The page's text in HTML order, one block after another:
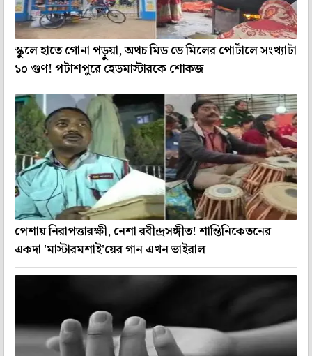
স্কুলে হাতে গোনা পড়ুয়া, অথচ মিড ডে মিলের পোর্টালে সংখ্যাটা
১০ গুণ! পটাশপুরে হেডমাস্টারকে শোকজ
পেশায় নিরাপত্তারক্ষী, নেশা রবীন্দ্রসঙ্গীত! শান্তিনিকেতনের
একদা 'মাস্টারমশাই'য়ের গান এখন ভাইরাল